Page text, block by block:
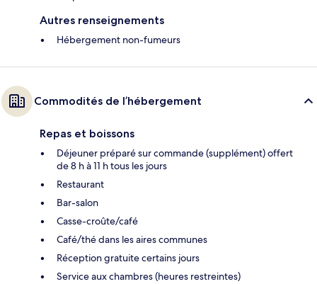
Autres renseignements
Hébergement non-fumeurs
Commodités de l’hébergement
Repas et boissons
Déjeuner préparé sur commande (supplément) offert
de 8 h à 11 h tous les jours
Restaurant
Bar-salon
Casse-croûte/café
Café/thé dans les aires communes
Réception gratuite certains jours
Service aux chambres (heures restreintes)